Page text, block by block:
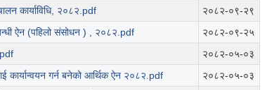
कार्याविधि, २०८२.pdf
२०८२-०९-२९
ऐन (पहिलो संसोधन ) , २०८२.pdf
२०८२-०९-२५
२०८२-०५-०३
कार्यान्वयन गर्न बनेको आर्थिक ऐन २०८२.pdf
२०८२-०५-०३